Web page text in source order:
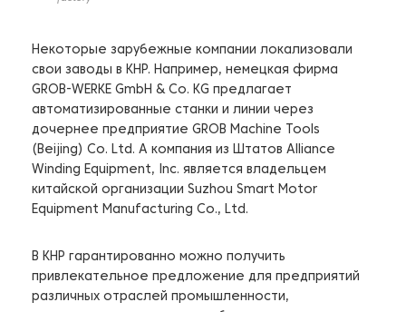
Некоторые зарубежные компании локализовали
свои заводы в КНР. Например, немецкая фирма
GROB-WERKE GmbH & Co. KG предлагает
автоматизированные станки и линии через
дочернее предприятие GROB Machine Tools
(Beijing) Co. Ltd. А компания из Штатов Alliance
Winding Equipment, Inc. является владельцем
китайской организации Suzhou Smart Motor
Equipment Manufacturing Co., Ltd.
В КНР гарантированно можно получить
привлекательное предложение для предприятий
различных отраслей промышленности,